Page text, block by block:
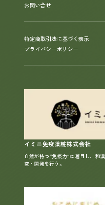
お問い合せ
特定商取引法に基づく表示
プライバシーポリシー
イミニ免疫薬粧株式会社
自然が持つ“免疫力”に着目し、和
究・開発を行う。